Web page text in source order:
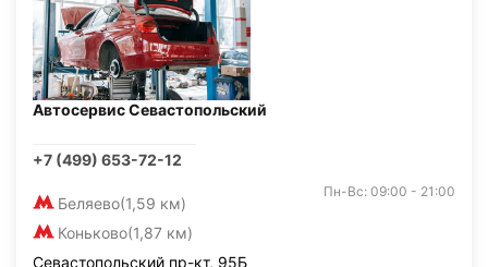
Автосервис Севастопольский
+7 (499) 653-72-12
Беляево(1,59 км)
Коньково(1,87 км)
Пн-Вс: 09:00 - 21:00
Севастопольский пр-кт, 95Б